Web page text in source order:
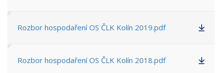
Rozbor hospodaření OS ČLK Kolín 2019.pdf
Rozbor hospodaření OS ČLK Kolín 2018.pdf